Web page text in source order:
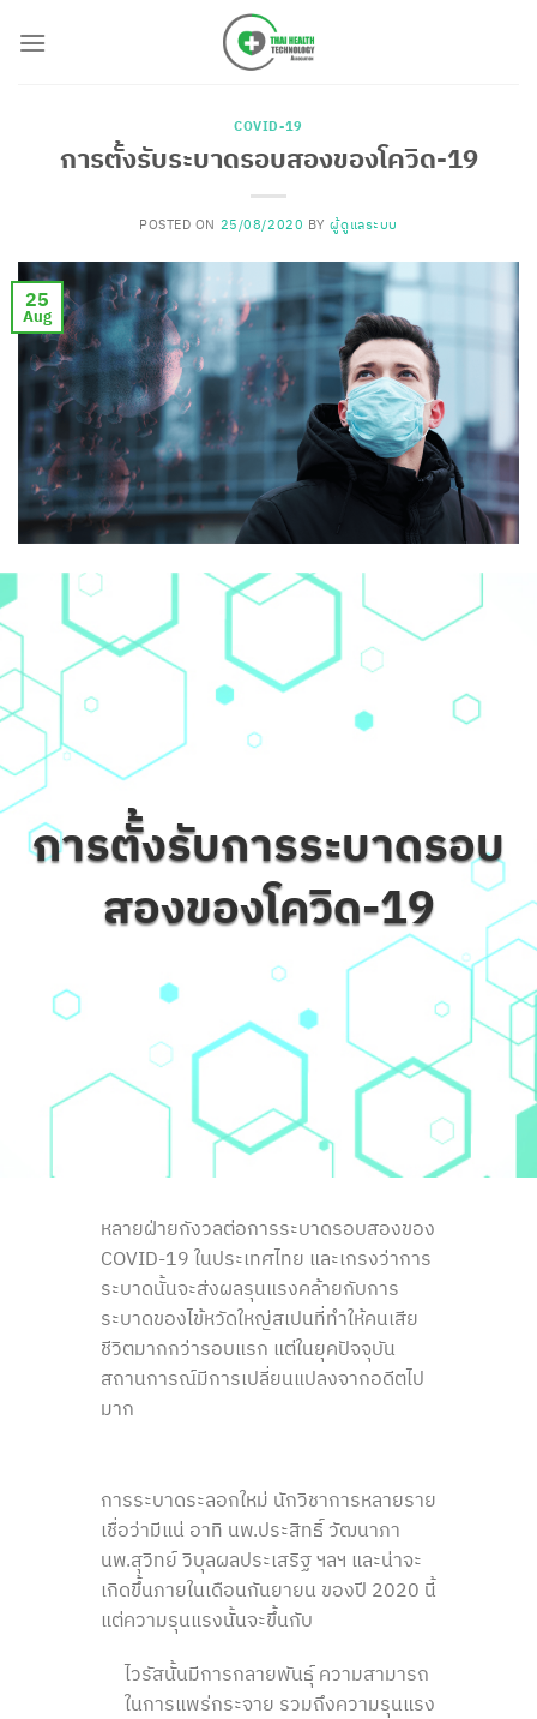
COVID-19
การตั้งรับระบาดรอบสองของโควิด-19
POSTED ON 25/08/2020 BYผู้ดูแลระบบ
25
Aug
การตั้งรับการระบาดรอบ
สองของโควิด-19
หลายฝ่ายกังวลต่อการระบาดรอบสองของ
COVID-19 ในประเทศไทย และเกรงว่าการ
ระบาดนั้นจะส่งผลรุนแรงคล้ายกับการ
ระบาดของไข้หวัดใหญ่สเปนที่ทำให้คนเสีย
ชีวิตมากกว่ารอบแรก แต่ในยุคปัจจุบัน
สถานการณ์มีการเปลี่ยนแปลงจากอดีตไป
มาก
การระบาดระลอกใหม่ นักวิชาการหลายราย
เชื่อว่ามีแน่ อาทิ นพ.ประสิทธิ์ วัฒนาภา
นพ.สุวิทย์ วิบุลผลประเสริฐ ฯลฯ และน่าจะ
เกิดขึ้นภายในเดือนกันยายน ของปี 2020 นี้
แต่ความรุนแรงนั้นจะขึ้นกับ
ไวรัสนั้นมีการกลายพันธุ์ ความสามารถ
ในการแพร่กระจาย รวมถึงความรุนแรง